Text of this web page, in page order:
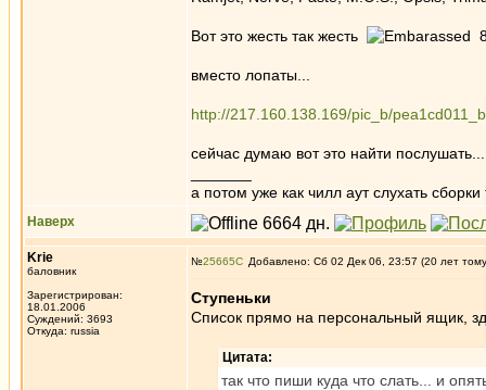
Вот это жесть так жесть
вместо лопаты...
http://217.160.138.169/pic_b/
сейчас думаю вот это найти
а потом уже как чилл аут слухать
Наверх
Krie
баловник
Зарегистрирован:
18.01.2006
Суждений: 3693
Откуда: russia
№25665 Добавлено: Сб 02 Дек 06, 23:57 (20 лет
Ступеньки
Список прямо на персональный ящик,
Цитата:
так что пиши куда что слать... и